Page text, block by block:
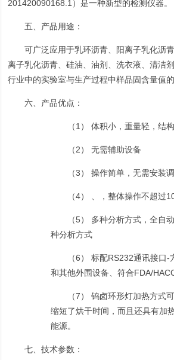
201420090168.1 ）是一种新型的检测仪器。
五、产品用途：
可广泛应用于乳环沥青、阳离子乳化沥
离子乳化沥青、硅油、油剂、洗衣液 、清洁剂
行业中的实验室与生产过程中样品固含量值的
六、产品优点：
（ 1 ） 体积小，重量轻，结
（ 2 ） 无需辅助设备
（3 ） 操作简单，无需安装调
（4） 、，整体操作不超过
（5） 多种分析方式，全自
种分析方式
（6 ） 标配RS232通讯接口-
和其他外围设备、符合FDA/
（7 ） 钨卤环形灯加热方式
缩短了烘干时间，而且还具有加
能源。
七、技术参数：